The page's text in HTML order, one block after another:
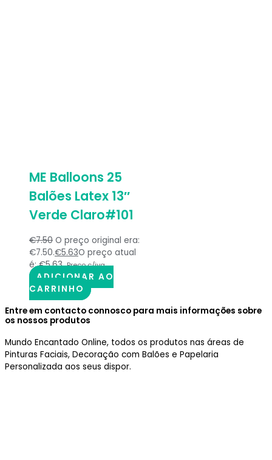
ME Balloons 25
Balões Latex 13″
Verde Claro#101
€7.50 O preço original era:
€7.50.€5.63O preço atual
é: €5.63. Preço c/iva
ADICIONAR AO
CARRINHO
Entre em contacto connosco para mais informações sobre
os nossos produtos
Mundo Encantado Online, todos os produtos nas áreas de
Pinturas Faciais, Decoração com Balões e Papelaria
Personalizada aos seus dispor.